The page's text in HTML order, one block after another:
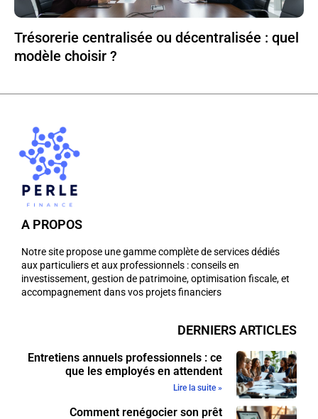
Trésorerie centralisée ou décentralisée : quel
modèle choisir ?
A PROPOS
Notre site propose une gamme complète de services dédiés
aux particuliers et aux professionnels : conseils en
investissement, gestion de patrimoine, optimisation fiscale, et
accompagnement dans vos projets financiers
DERNIERS ARTICLES
Entretiens annuels professionnels : ce
que les employés en attendent
Lire la suite »
Comment renégocier son prêt